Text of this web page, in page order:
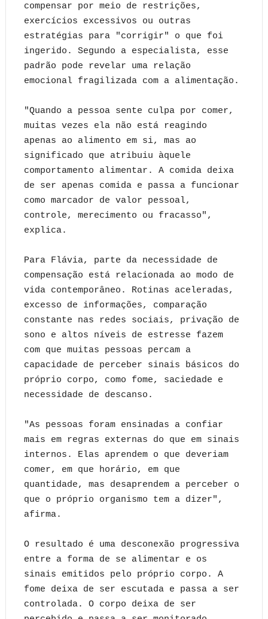
compensar por meio de restrições,
exercícios excessivos ou outras
estratégias para "corrigir" o que foi
ingerido. Segundo a especialista, esse
padrão pode revelar uma relação
emocional fragilizada com a alimentação.
"Quando a pessoa sente culpa por comer,
muitas vezes ela não está reagindo
apenas ao alimento em si, mas ao
significado que atribuiu àquele
comportamento alimentar. A comida deixa
de ser apenas comida e passa a funcionar
como marcador de valor pessoal,
controle, merecimento ou fracasso",
explica.
Para Flávia, parte da necessidade de
compensação está relacionada ao modo de
vida contemporâneo. Rotinas aceleradas,
excesso de informações, comparação
constante nas redes sociais, privação de
sono e altos níveis de estresse fazem
com que muitas pessoas percam a
capacidade de perceber sinais básicos do
próprio corpo, como fome, saciedade e
necessidade de descanso.
"As pessoas foram ensinadas a confiar
mais em regras externas do que em sinais
internos. Elas aprendem o que deveriam
comer, em que horário, em que
quantidade, mas desaprendem a perceber o
que o próprio organismo tem a dizer",
afirma.
O resultado é uma desconexão progressiva
entre a forma de se alimentar e os
sinais emitidos pelo próprio corpo. A
fome deixa de ser escutada e passa a ser
controlada. O corpo deixa de ser